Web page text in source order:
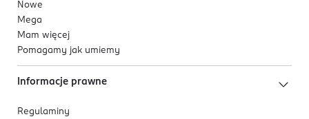
Nowe
Mega
Mam więcej
Pomagamy jak umiemy
Informacje prawne
Regulaminy